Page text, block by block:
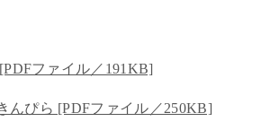
ファイル／191KB]
んぴら [PDFファイル／250KB]